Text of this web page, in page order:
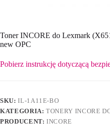
Toner INCORE do Lexmark
new OPC
Pobierz instrukcję dotyczącą
SKU:IL-1A11E-BO
KATEGORIA:TONERY INCORE
PRODUCENT:INCORE